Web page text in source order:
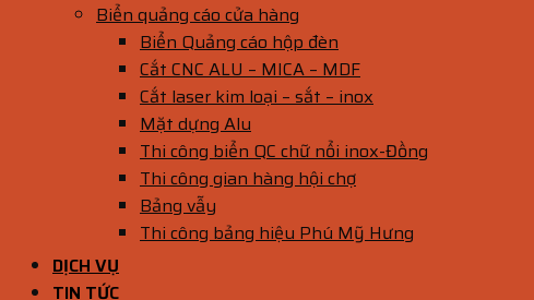
Biển quảng cáo cửa hàng
Biển Quảng cáo hộp đèn
Cắt CNC ALU – MICA – MDF
Cắt laser kim loại – sắt – inox
Mặt dựng Alu
Thi công biển QC chữ nổi inox-Đồng
Thi công gian hàng hội chợ
Bảng vẫy
Thi công bảng hiệu Phú Mỹ Hưng
DỊCH VỤ
TIN TỨC